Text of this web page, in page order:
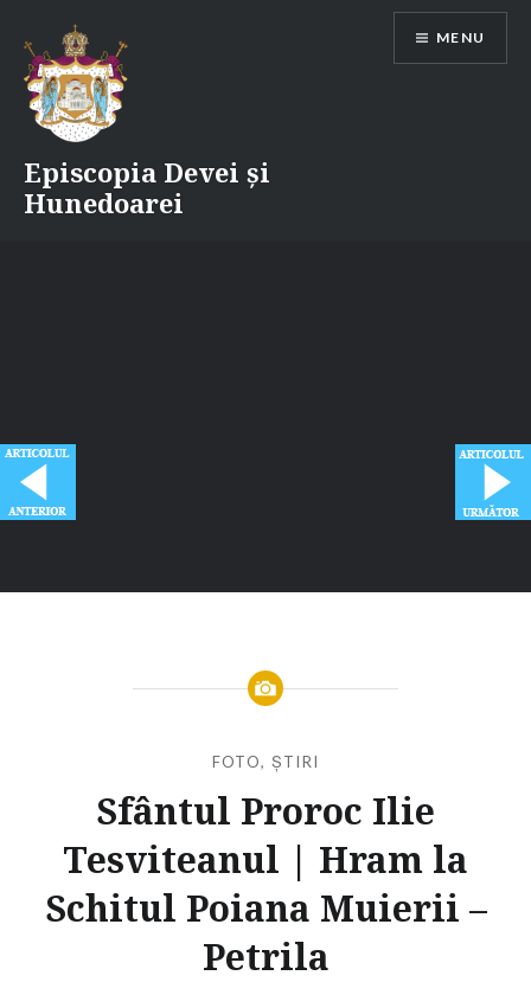
content
Episcopia Devei și
Hunedoarei
MENU
FOTO, ȘTIRI
Sfântul Proroc Ilie
Tesviteanul | Hram la
Schitul Poiana Muierii –
Petrila